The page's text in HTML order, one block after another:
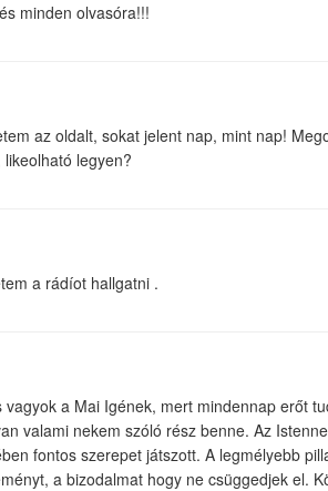
minden olvasóra!!!
az oldalt, sokat jelent nap, mint nap!
legyen?
a rádíot hallgatni .
vagyok a Mai Igének, mert mindennap erőt
valami nekem szóló rész benne. Az
fontos szerepet játszott. A legmélyebb
a bizodalmat hogy ne csüggedjek el.